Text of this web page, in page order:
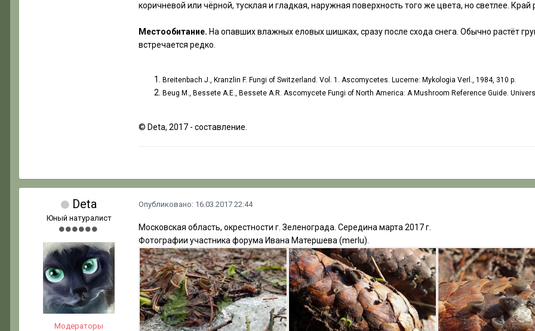
коричневой или чёрной, тусклая и гладкая, наружная поверхность того же цвета, но светлее.
Местообитание. На опавших влажных еловых шишках, сразу после схода снега. Обычно растёт
встречается редко.
Breitenbach J., Kranzlin F. Fungi of Switzerland. Vol. 1. Ascomycetes. Lucerne: Mykologia Verl., 1984, 310 p.
Beug M., Bessete A.E., Bessete A.R. Ascomycete Fungi of North America: A Mushroom Reference Guide.
© Deta, 2017 - составление.
Deta
Юный натуралист
Модераторы
Опубликовано: 16.03.2017 22:44
Московская область, окрестности г. Зеленограда. Середина марта 2017 г.
Фотографии участника форума Ивана Матершева (merlu).